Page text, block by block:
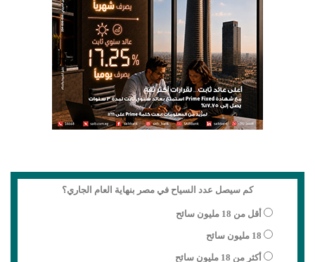
كم سيصل عدد السياح في مصر بنهاية العام الجاري؟
أقل من 18 مليون سائح
18 مليون سائح
أكثر من 18 مليون سائح